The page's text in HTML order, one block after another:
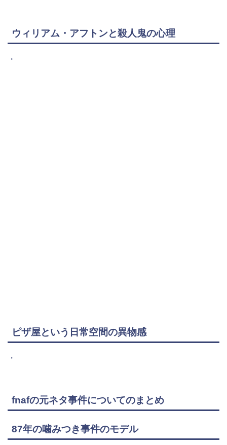
ウィリアム・アフトンと殺人鬼の心理
・
ピザ屋という日常空間の異物感
・
fnafの元ネタ事件についてのまとめ
87年の噛みつき事件のモデル